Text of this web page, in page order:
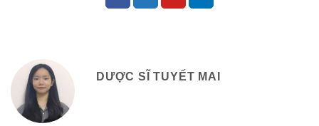
DƯỢC SĨ TUYẾT MAI